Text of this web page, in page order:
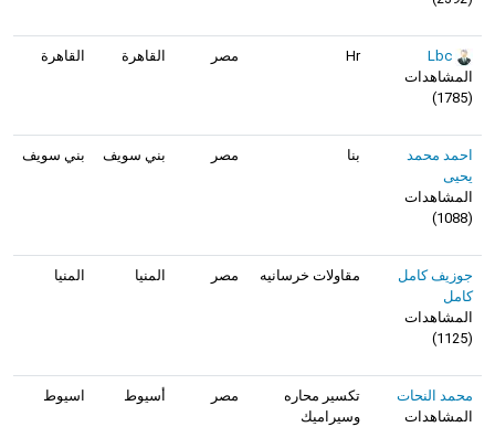
Lbc
المشاهدات
(
1785
)
Hr مصر القاهرة القاهرة
احمد محمد
يحيى
المشاهدات
(
1088
)
بنا مصر بني سويف بني سويف
جوزيف كامل
كامل
المشاهدات
(
1125
)
مقاولات خرسانيه مصر المنيا المنيا
محمد النحات
المشاهدات
تكسير محاره
وسيراميك
مصر أسيوط اسيوط